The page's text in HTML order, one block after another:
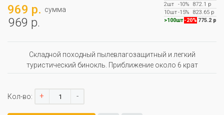
969 р. сумма
969 р.
2шт
-10%
872.1 р
10шт-15%
823.65 р
>100шт -20% 775.2 р
Складной походный пылевлагозащитный и легкий
туристический бинокль. Приближение около 6 крат
Кол-во: + -